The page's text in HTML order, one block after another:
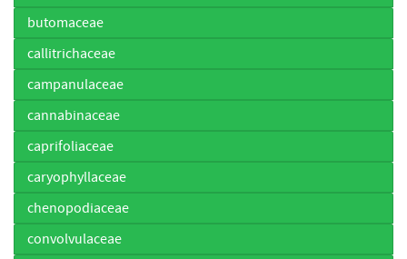
butomaceae
callitrichaceae
campanulaceae
cannabinaceae
caprifoliaceae
caryophyllaceae
chenopodiaceae
convolvulaceae